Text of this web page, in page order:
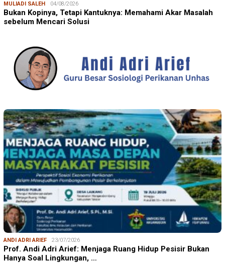
MULIADI SALEH 04/08/2026
Bukan Kopinya, Tetapi Kantuknya: Memahami Akar Masalah
sebelum Mencari Solusi
ANDI ADRI ARIEF 23/07/2026
Prof. Andi Adri Arief: Menjaga Ruang Hidup Pesisir Bukan
Hanya Soal Lingkungan, …